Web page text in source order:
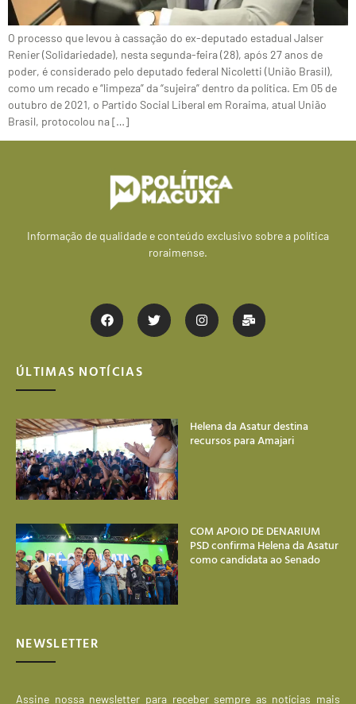
O processo que levou à cassação do ex-deputado estadual Jalser
Renier (Solidariedade), nesta segunda-feira (28), após 27 anos de
poder, é considerado pelo deputado federal Nicoletti (União Brasil),
como um recado e “limpeza” da “sujeira” dentro da política. Em 05 de
outubro de 2021, o Partido Social Liberal em Roraima, atual União
Brasil, protocolou na […]
Informação de qualidade e conteúdo exclusivo sobre a política
roraimense.
ÚLTIMAS NOTÍCIAS
Helena da Asatur destina
recursos para Amajari
COM APOIO DE DENARIUM
PSD confirma Helena da Asatur
como candidata ao Senado
NEWSLETTER
Assine nossa newsletter para receber sempre as notícias mais